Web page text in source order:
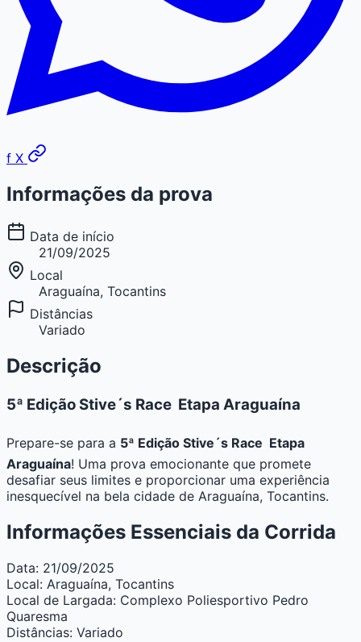
f X
Informações da prova
Data de início
21/09/2025
Local
Araguaína, Tocantins
Distâncias
Variado
Descrição
5ª Edição Stive´s Race  Etapa Araguaína
Prepare-se para a 5ª Edição Stive´s Race  Etapa
Araguaína! Uma prova emocionante que promete
desafiar seus limites e proporcionar uma experiência
inesquecível na bela cidade de Araguaína, Tocantins.
Informações Essenciais da Corrida
Data: 21/09/2025
Local: Araguaína, Tocantins
Local de Largada: Complexo Poliesportivo Pedro
Quaresma
Distâncias: Variado